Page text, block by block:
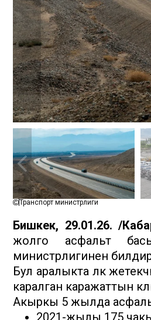
Транспорт министрлиги
Бишкек, 29.01.26. /
жолго асфальт
министрлигинен
Бул аралыкта өлкө
каралган каражаттын
Акыркы 5 жылда
2021-жылы 175